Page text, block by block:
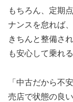
もちろん、定期
ナンスを怠れば
きちんと整備さ
も安心して乗れ
「中古だから不
売店で状態の良